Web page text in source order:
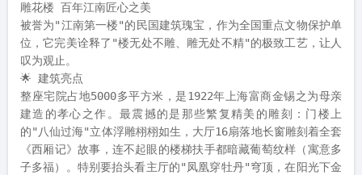
雕花楼 百年江南匠心之美
被誉为"江南第一楼"的民国建筑瑰宝，作为全国重点文物保护单
位，它完美诠释了"楼无处不雕、雕无处不精"的极致工艺，让人
叹为观止。
🌟 建筑亮点
整座宅院占地5000多平方米，是1922年上海富商金锡之为母亲
建造的孝心之作。最震撼的是那些繁复精美的雕刻：门楼上
的"八仙过海"立体浮雕栩栩如生，大厅16扇落地长窗雕刻着全套
《西厢记》故事，连不起眼的楼梯扶手都暗藏葡萄纹样（寓意多
子多福）。特别要抬头看主厅的"凤凰穿牡丹"穹顶，在阳光下金